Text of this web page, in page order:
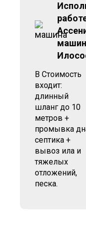
В Стоимость
входит:
длинный
шланг до 10
метров +
промывка
септика +
вывоз ила и
тяжелых
отложений,
песка.